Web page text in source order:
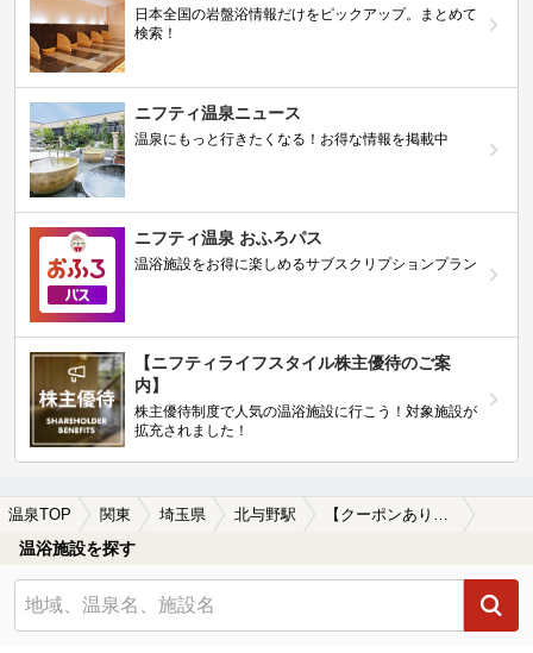
日本全国の岩盤浴情報だけをピックアップ。まとめて
検索！
ニフティ温泉ニュース
温泉にもっと行きたくなる！お得な情報を掲載中
ニフティ温泉 おふろパス
温浴施設をお得に楽しめるサブスクリプションプラン
【ニフティライフスタイル株主優待のご案
内】
株主優待制度で人気の温浴施設に行こう！対象施設が
拡充されました！
温泉TOP 関東 埼玉県 北与野駅 【クーポンあり】朝風呂に入れる北与野駅近くの温泉、日帰り温泉、スーパー銭湯おすすめ
温浴施設を探す